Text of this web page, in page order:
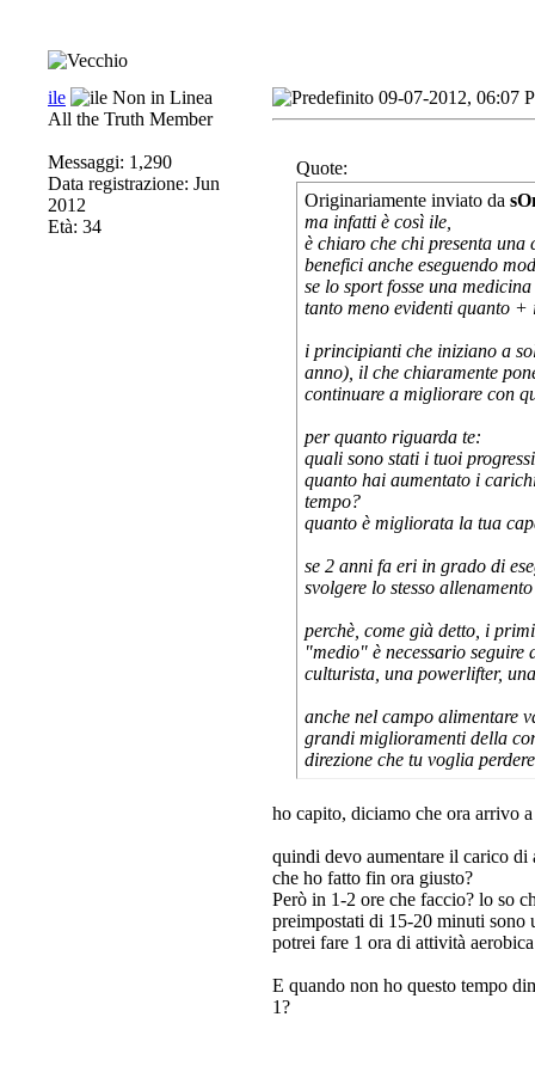
ile
All the Truth Member
Messaggi: 1,290
Data registrazione: Jun
2012
Età: 34
09-07-2012, 06:07
Quote:
Originariamente inviato da
ma infatti è così ile,
è chiaro che chi presenta
benefici anche eseguendo
se lo sport fosse una
tanto meno evidenti quanto
i principianti che iniziano a
anno), il che chiaramente
continuare a migliorare con
per quanto riguarda te:
quali sono stati i tuoi
quanto hai aumentato i
tempo?
quanto è migliorata la tua
se 2 anni fa eri in grado di
svolgere lo stesso
perchè, come già detto, i
"medio" è necessario
culturista, una powerlifter,
anche nel campo alimentare
grandi miglioramenti della
direzione che tu voglia
ho capito, diciamo che ora arrivo
quindi devo aumentare il carico
che ho fatto fin ora giusto?
Però in 1-2 ore che faccio? lo so
preimpostati di 15-20 minuti
potrei fare 1 ora di attività
E quando non ho questo tempo
1?